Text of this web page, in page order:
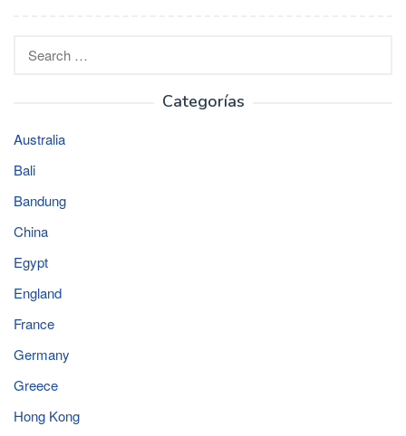
Categorías
Australia
Bali
Bandung
China
Egypt
England
France
Germany
Greece
Hong Kong